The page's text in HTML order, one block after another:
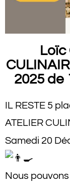
Loïc
2025 de
IL RESTE 5
ATELIER
Samedi 20
Nous